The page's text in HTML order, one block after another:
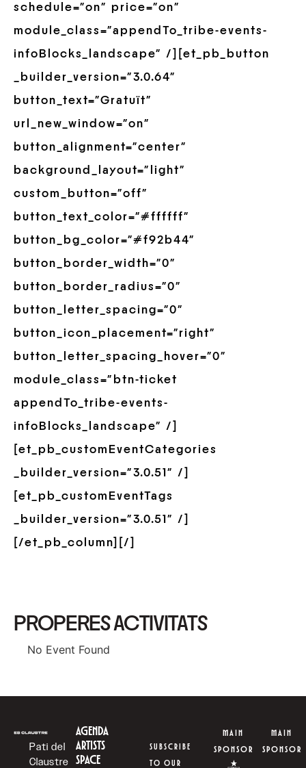
schedule=”on” price=”on”
module_class=”appendTo_tribe-events-
infoBlocks_landscape” /][et_pb_button
_builder_version=”3.0.64″
button_text=”Gratuït”
url_new_window=”on”
button_alignment=”center”
background_layout=”light”
custom_button=”off”
button_text_color=”#ffffff”
button_bg_color=”#f92b44″
button_border_width=”0″
button_border_radius=”0″
button_letter_spacing=”0″
button_icon_placement=”right”
button_letter_spacing_hover=”0″
module_class=”btn-ticket
appendTo_tribe-events-
infoBlocks_landscape” /]
[et_pb_customEventCategories
_builder_version=”3.0.51″ /]
[et_pb_customEventTags
_builder_version=”3.0.51″ /]
[/et_pb_column][/]
PROPERES ACTIVITATS
No Event Found
Pati del
Claustre
AGENDA
ARTISTS
SPACE
SUBSCRIBE
TO OUR
MAIN
SPONSOR
MAIN
SPONSOR